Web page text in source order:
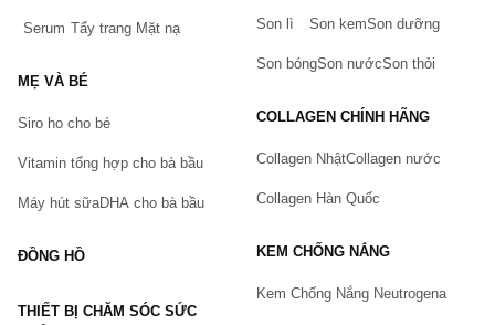
Vấn đề(*)
Serum Tẩy trang Mặt nạ
MẸ VÀ BÉ
Siro ho cho bé
Vitamin tổng hợp cho bà bầu
Máy hút sữaDHA cho bà bầu
ĐỒNG HỒ
THIẾT BỊ CHĂM SÓC SỨC
Son lì Son kemSon dưỡng
Son bóngSon nướcSon thỏi
COLLAGEN CHÍNH HÃNG
Collagen NhậtCollagen nước
Collagen Hàn Quốc
KEM CHỐNG NẮNG
Kem Chống Nắng Neutrogena